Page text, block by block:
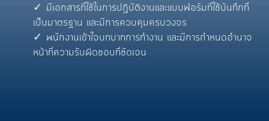
มีเอกสารที่ใช้ในการปฏิบัติงานและแบบฟอร์มที่ใช้บันทึกที่
เป็นมาตรฐาน และมีการควบคุมครบวงจร
พนักงานเข้าใจบทบาทการทำงาน และมีการกำหนดอำนาจ
หน้าที่ความรับผิดชอบที่ชัดเจน